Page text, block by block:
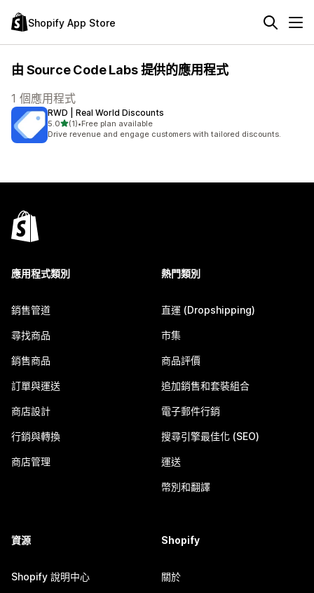
Shopify App Store
由 Source Code Labs 提供的應用程式
1 個應用程式
RWD | Real World Discounts
5.0滿分 5 顆星
(1)
共有 1 則評價
•Free plan available
Drive revenue and engage customers with tailored discounts.
應用程式類別
銷售管道
尋找商品
銷售商品
訂單與運送
商店設計
行銷與轉換
商店管理
熱門類別
直運 (Dropshipping)
市集
商品評價
追加銷售和套裝組合
電子郵件行銷
搜尋引擎最佳化 (SEO)
運送
幣別和翻譯
資源
Shopify 說明中心
Shopify
關於